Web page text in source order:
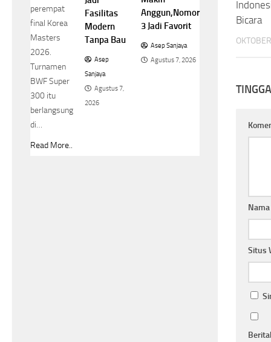
Bicara
Nama
Situs
perempat
final Korea
Masters
2026.
Turnamen
BWF Super
300 itu
berlangsung
di…
Read More..
Fasilitas
Modern
Tanpa Bau
Asep
Sanjaya
Agustus 7,
2026
Anggun,Nomor
3 Jadi Favorit
Asep Sanjaya
Agustus 7, 2026